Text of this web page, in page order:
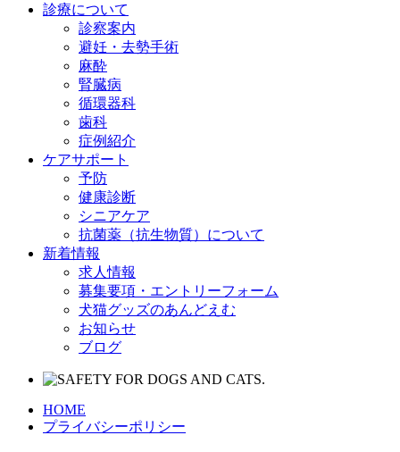
診療について
診察案内
避妊・去勢手術
麻酔
腎臓病
循環器科
歯科
症例紹介
ケアサポート
予防
健康診断
シニアケア
抗菌薬（抗生物質）について
新着情報
求人情報
募集要項・エントリーフォーム
犬猫グッズのあんどえむ
お知らせ
ブログ
HOME
プライバシーポリシー